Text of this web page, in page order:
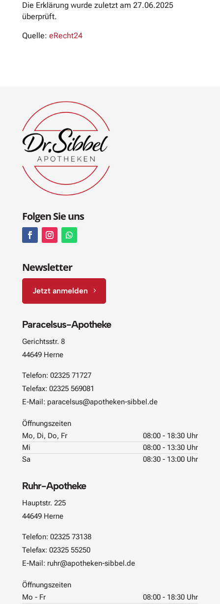
Die Erklärung wurde zuletzt am 27.06.2025
überprüft.
Quelle: eRecht24
Folgen Sie uns
Newsletter
Jetzt anmelden
Paracelsus-Apotheke
Gerichtsstr. 8
44649 Herne
Telefon: 02325 71727
Telefax: 02325 569081
E-Mail: paracelsus@apotheken-sibbel.de
Öffnungszeiten
Mo, Di, Do, Fr
08:00 - 18:30 Uhr
Mi
08:00 - 13:30 Uhr
Sa
08:30 - 13:00 Uhr
Ruhr-Apotheke
Hauptstr. 225
44649 Herne
Telefon: 02325 73138
Telefax: 02325 55250
E-Mail: ruhr@apotheken-sibbel.de
Öffnungszeiten
Mo - Fr
08:00 - 18:30 Uhr